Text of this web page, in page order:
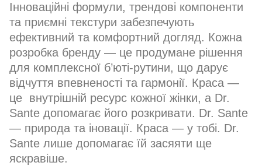
Інноваційні формули, трендові компоненти
та приємні текстури забезпечують
ефективний та комфортний догляд. Кожна
розробка бренду — це продумане рішення
для комплексної б’юті-рутини, що дарує
відчуття впевненості та гармонії. Краса —
це внутрішній ресурс кожної жінки, а Dr.
Sante допомагає його розкривати. Dr. Sante
— природа та іновації. Краса — у тобі. Dr.
Sante лише допомагає їй засяяти ще
яскравіше.